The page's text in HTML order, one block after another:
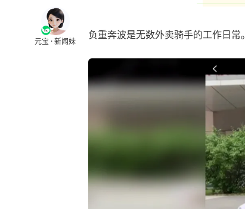
元宝 · 新闻妹
负重奔波是无数外卖骑手的工作日常。